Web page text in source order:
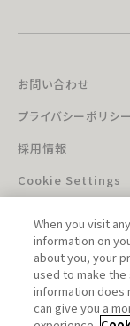
お問い合わせ
プライバシーポリシー
採用情報
Cookie Settings
このホームペー
When you visit
information on
about you, your
used to make
information does
can give you a